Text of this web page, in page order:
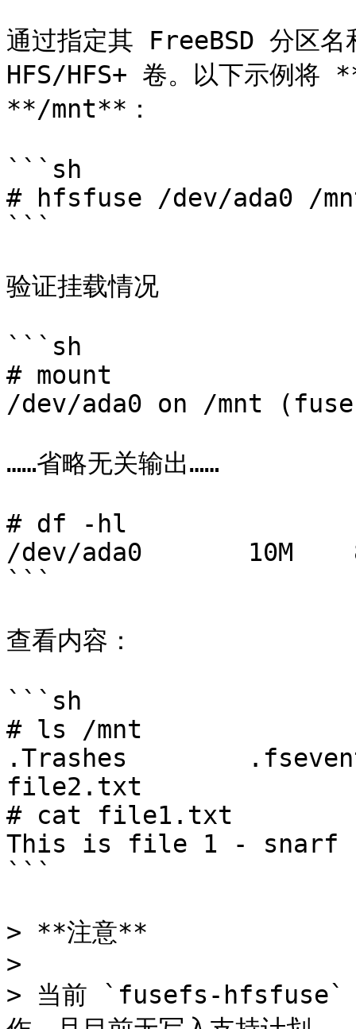
通过指定其 FreeBSD 分区名
HFS/HFS+ 卷。以下示例
**/mnt**：
```sh
# hfsfuse /dev/ada0 /
```
验证挂载情况
```sh
# mount
/dev/ada0 on /mnt
……省略无关输出……
# df -hl
/dev/ada0       10M
```
查看内容：
```sh
# ls /mnt
.Trashes	.fseventsd	file1.txt
file2.txt
# cat file1.txt
This is file 1 - snarf
```
> **注意**
>
> 当前 `fusefs-hfsfuse` 仅